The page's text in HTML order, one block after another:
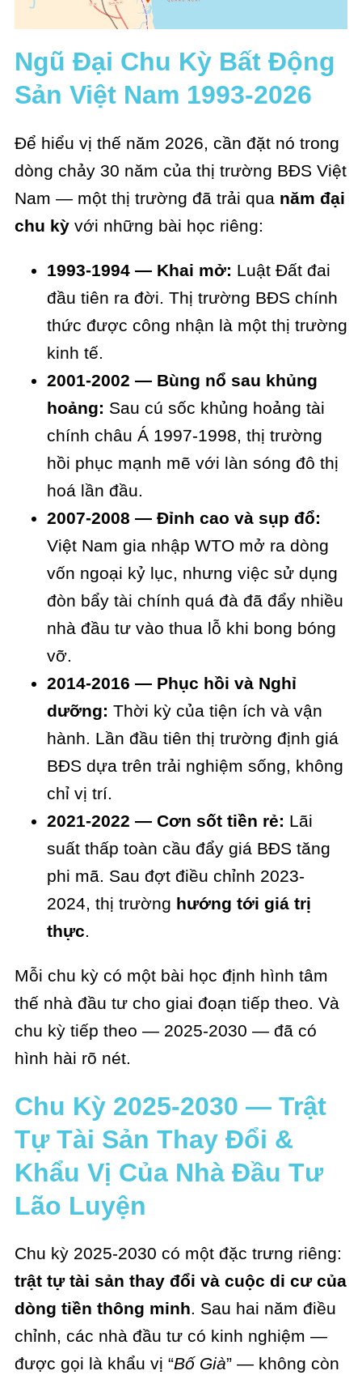
Ngũ Đại Chu Kỳ Bất Động
Sản Việt Nam 1993-2026
Để hiểu vị thế năm 2026, cần đặt nó trong
dòng chảy 30 năm của thị trường BĐS Việt
Nam — một thị trường đã trải qua năm đại
chu kỳ với những bài học riêng:
1993-1994 — Khai mở: Luật Đất đai
đầu tiên ra đời. Thị trường BĐS chính
thức được công nhận là một thị trường
kinh tế.
2001-2002 — Bùng nổ sau khủng
hoảng: Sau cú sốc khủng hoảng tài
chính châu Á 1997-1998, thị trường
hồi phục mạnh mẽ với làn sóng đô thị
hoá lần đầu.
2007-2008 — Đỉnh cao và sụp đổ:
Việt Nam gia nhập WTO mở ra dòng
vốn ngoại kỷ lục, nhưng việc sử dụng
đòn bẩy tài chính quá đà đã đẩy nhiều
nhà đầu tư vào thua lỗ khi bong bóng
vỡ.
2014-2016 — Phục hồi và Nghỉ
dưỡng: Thời kỳ của tiện ích và vận
hành. Lần đầu tiên thị trường định giá
BĐS dựa trên trải nghiệm sống, không
chỉ vị trí.
2021-2022 — Cơn sốt tiền rẻ: Lãi
suất thấp toàn cầu đẩy giá BĐS tăng
phi mã. Sau đợt điều chỉnh 2023-
2024, thị trường hướng tới giá trị
thực.
Mỗi chu kỳ có một bài học định hình tâm
thế nhà đầu tư cho giai đoạn tiếp theo. Và
chu kỳ tiếp theo — 2025-2030 — đã có
hình hài rõ nét.
Chu Kỳ 2025-2030 — Trật
Tự Tài Sản Thay Đổi &
Khẩu Vị Của Nhà Đầu Tư
Lão Luyện
Chu kỳ 2025-2030 có một đặc trưng riêng:
trật tự tài sản thay đổi và cuộc di cư của
dòng tiền thông minh. Sau hai năm điều
chỉnh, các nhà đầu tư có kinh nghiệm —
được gọi là khẩu vị “Bố Già” — không còn